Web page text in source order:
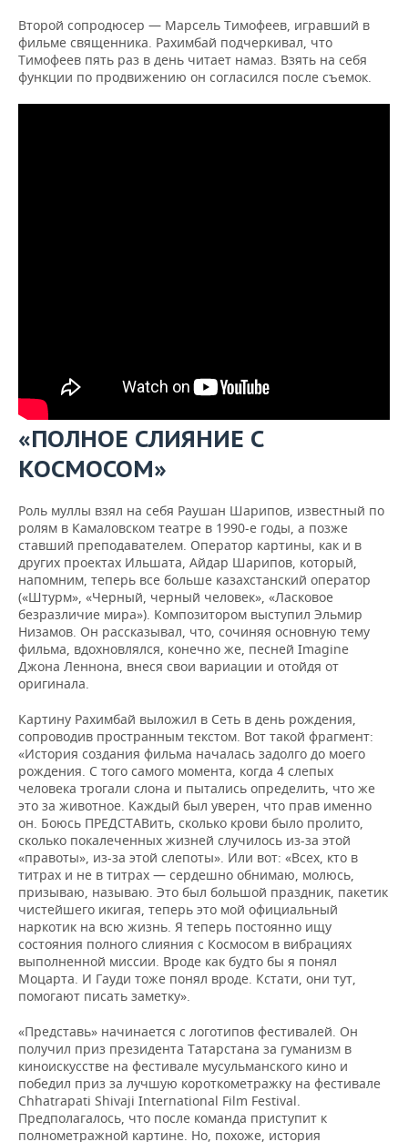
Второй сопродюсер — Марсель Тимофеев, игравший в
фильме священника. Рахимбай подчеркивал, что
Тимофеев пять раз в день читает намаз. Взять на себя
функции по продвижению он согласился после съемок.
«ПОЛНОЕ СЛИЯНИЕ С
КОСМОСОМ»
Роль муллы взял на себя Раушан Шарипов, известный по
ролям в Камаловском театре в 1990-е годы, а позже
ставший преподавателем. Оператор картины, как и в
других проектах Ильшата, Айдар Шарипов, который,
напомним, теперь все больше казахстанский оператор
(«Штурм», «Черный, черный человек», «Ласковое
безразличие мира»). Композитором выступил Эльмир
Низамов. Он рассказывал, что, сочиняя основную тему
фильма, вдохновлялся, конечно же, песней Imagine
Джона Леннона, внеся свои вариации и отойдя от
оригинала.
Картину Рахимбай выложил в Сеть в день рождения,
сопроводив пространным текстом. Вот такой фрагмент:
«История создания фильма началась задолго до моего
рождения. С того самого момента, когда 4 слепых
человека трогали слона и пытались определить, что же
это за животное. Каждый был уверен, что прав именно
он. Боюсь ПРЕДСТАВить, сколько крови было пролито,
сколько покалеченных жизней случилось из-за этой
«правоты», из-за этой слепоты». Или вот: «Всех, кто в
титрах и не в титрах — сердешно обнимаю, молюсь,
призываю, называю. Это был большой праздник, пакетик
чистейшего икигая, теперь это мой официальный
наркотик на всю жизнь. Я теперь постоянно ищу
состояния полного слияния с Космосом в вибрациях
выполненной миссии. Вроде как будто бы я понял
Моцарта. И Гауди тоже понял вроде. Кстати, они тут,
помогают писать заметку».
«Представь» начинается с логотипов фестивалей. Он
получил приз президента Татарстана за гуманизм в
киноискусстве на фестивале мусульманского кино и
победил приз за лучшую короткометражку на фестивале
Chhatrapati Shivaji International Film Festival.
Предполагалось, что после команда приступит к
полнометражной картине. Но, похоже, история